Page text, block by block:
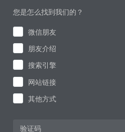
您是怎么找到我们的？
微信朋友
朋友介绍
搜索引擎
网站链接
其他方式